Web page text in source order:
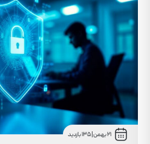
21 بهمن |135 بازدید